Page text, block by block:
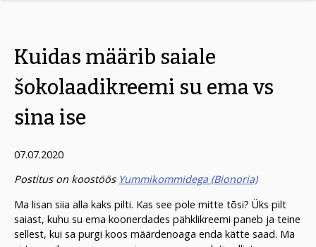
Kuidas määrib saiale
šokolaadikreemi su ema vs
sina ise
07.07.2020
Postitus on koostöös Yummikommidega (Bionoria)
Ma lisan siia alla kaks pilti. Kas see pole mitte tõsi? Üks pilt
saiast, kuhu su ema koonerdades pähklikreemi paneb ja teine
sellest, kui sa purgi koos määrdenoaga enda kätte saad. Ma